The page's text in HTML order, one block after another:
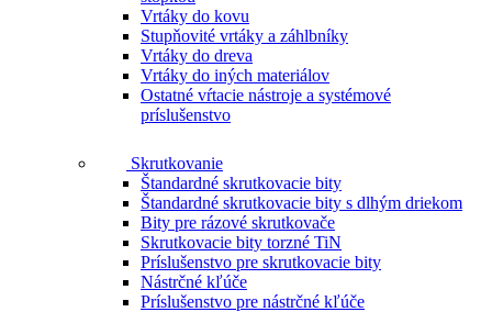
Vrtáky do kovu
Stupňovité vrtáky a záhlbníky
Vrtáky do dreva
Vrtáky do iných materiálov
Ostatné vŕtacie nástroje a systémové
príslušenstvo
Skrutkovanie
Štandardné skrutkovacie bity
Štandardné skrutkovacie bity s dlhým driekom
Bity pre rázové skrutkovače
Skrutkovacie bity torzné TiN
Príslušenstvo pre skrutkovacie bity
Nástrčné kľúče
Príslušenstvo pre nástrčné kľúče